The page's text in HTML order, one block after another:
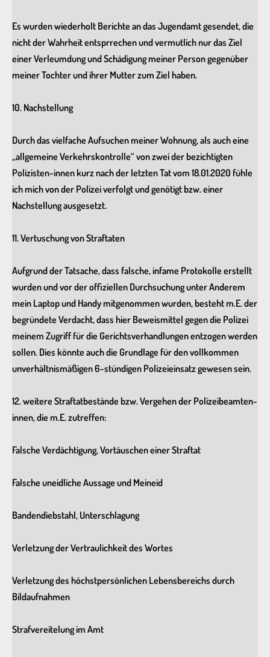
Es wurden wiederholt Berichte an das Jugendamt gesendet, die
nicht der Wahrheit entsprrechen und vermutlich nur das Ziel
einer Verleumdung und Schädigung meiner Person gegenüber
meiner Tochter und ihrer Mutter zum Ziel haben.
10. Nachstellung
Durch das vielfache Aufsuchen meiner Wohnung, als auch eine
„allgemeine Verkehrskontrolle“ von zwei der bezichtigten
Polizisten-innen kurz nach der letzten Tat vom 18.01.2020 fühle
ich mich von der Polizei verfolgt und genötigt bzw. einer
Nachstellung ausgesetzt.
11. Vertuschung von Straftaten
Aufgrund der Tatsache, dass falsche, infame Protokolle erstellt
wurden und vor der offiziellen Durchsuchung unter Anderem
mein Laptop und Handy mitgenommen wurden, besteht m.E. der
begründete Verdacht, dass hier Beweismittel gegen die Polizei
meinem Zugriff für die Gerichtsverhandlungen entzogen werden
sollen. Dies könnte auch die Grundlage für den vollkommen
unverhältnismäßigen 6-stündigen Polizeieinsatz gewesen sein.
12. weitere Straftatbestände bzw. Vergehen der Polizeibeamten-
innen, die m.E. zutreffen:
Falsche Verdächtigung, Vortäuschen einer Straftat
Falsche uneidliche Aussage und Meineid
Bandendiebstahl, Unterschlagung
Verletzung der Vertraulichkeit des Wortes
Verletzung des höchstpersönlichen Lebensbereichs durch
Bildaufnahmen
Strafvereitelung im Amt